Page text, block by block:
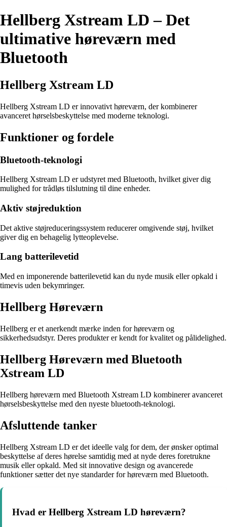
Hellberg Xstream LD – Det
ultimative høreværn med
Bluetooth
Hellberg Xstream LD
Hellberg Xstream LD er innovativt høreværn, der kombinerer
avanceret hørselsbeskyttelse med moderne teknologi.
Funktioner og fordele
Bluetooth-teknologi
Hellberg Xstream LD er udstyret med Bluetooth, hvilket giver dig
mulighed for trådløs tilslutning til dine enheder.
Aktiv støjreduktion
Det aktive støjreduceringssystem reducerer omgivende støj, hvilket
giver dig en behagelig lytteoplevelse.
Lang batterilevetid
Med en imponerende batterilevetid kan du nyde musik eller opkald i
timevis uden bekymringer.
Hellberg Høreværn
Hellberg er et anerkendt mærke inden for høreværn og
sikkerhedsudstyr. Deres produkter er kendt for kvalitet og pålidelighed.
Hellberg Høreværn med Bluetooth
Xstream LD
Hellberg høreværn med Bluetooth Xstream LD kombinerer avanceret
hørselsbeskyttelse med den nyeste bluetooth-teknologi.
Afsluttende tanker
Hellberg Xstream LD er det ideelle valg for dem, der ønsker optimal
beskyttelse af deres hørelse samtidig med at nyde deres foretrukne
musik eller opkald. Med sit innovative design og avancerede
funktioner sætter det nye standarder for høreværn med Bluetooth.
Hvad er Hellberg Xstream LD høreværn?